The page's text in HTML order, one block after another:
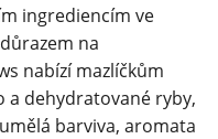
ingrediencím ve
na
nabízí mazlíčkům
a dehydratované ryby,
barviva, aromata